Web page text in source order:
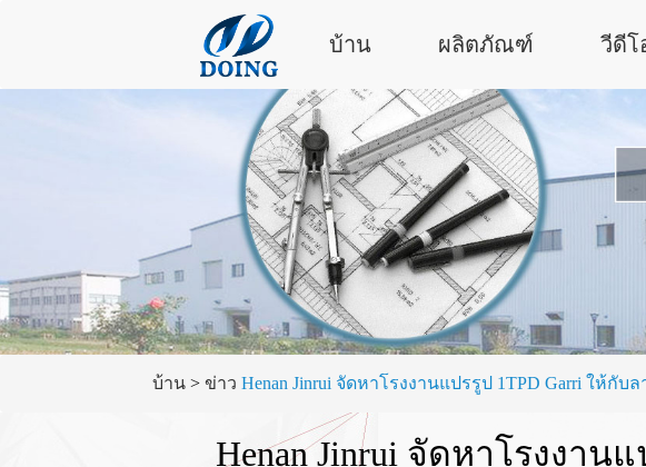
บ้าน ผลิตภัณฑ์ วีดีโ
บ้าน > ข่าว Henan Jinrui จัดหาโรงงานแปรรูป 1TPD Garri ให้กับ
Henan Jinrui จัดหาโรงงาน